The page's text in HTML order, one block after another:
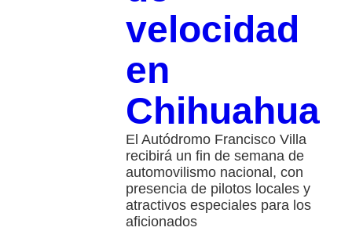
velocidad
en
Chihuahua
El Autódromo Francisco Villa
recibirá un fin de semana de
automovilismo nacional, con
presencia de pilotos locales y
atractivos especiales para los
aficionados